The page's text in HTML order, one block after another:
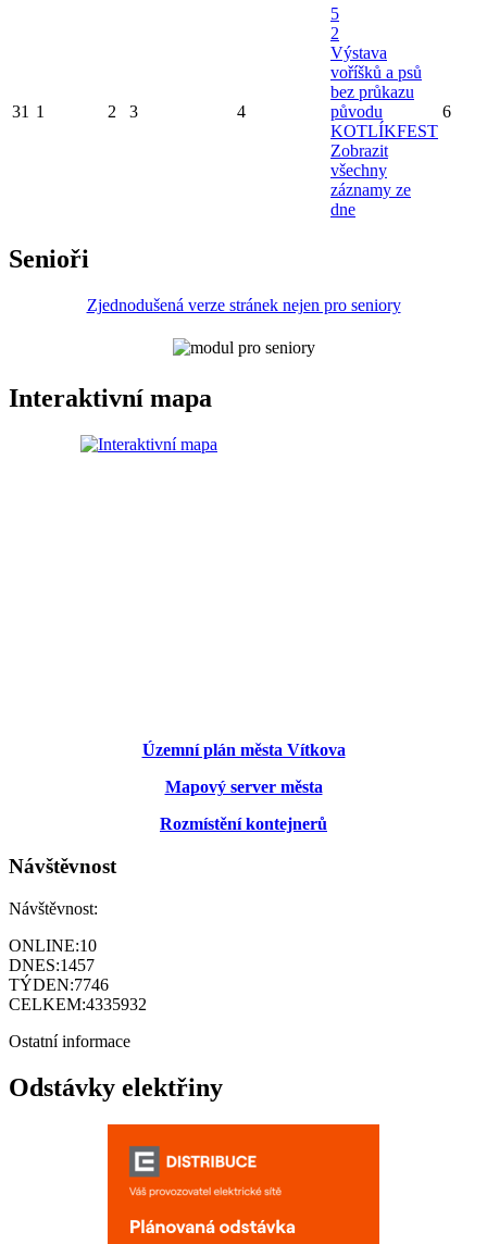
31 1 2 3 4
5
2
Výstava
voříšků a psů
bez průkazu
původu
KOTLÍKFEST
Zobrazit
všechny
záznamy ze
dne
6
Senioři
Zjednodušená verze stránek nejen pro seniory
Interaktivní mapa
Územní plán města Vítkova
Mapový server města
Rozmístění kontejnerů
Návštěvnost
Návštěvnost:
ONLINE:10
DNES:1457
TÝDEN:7746
CELKEM:4335932
Ostatní informace
Odstávky elektřiny